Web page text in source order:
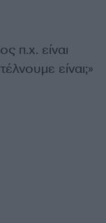
π.χ. είναι
είναι;»